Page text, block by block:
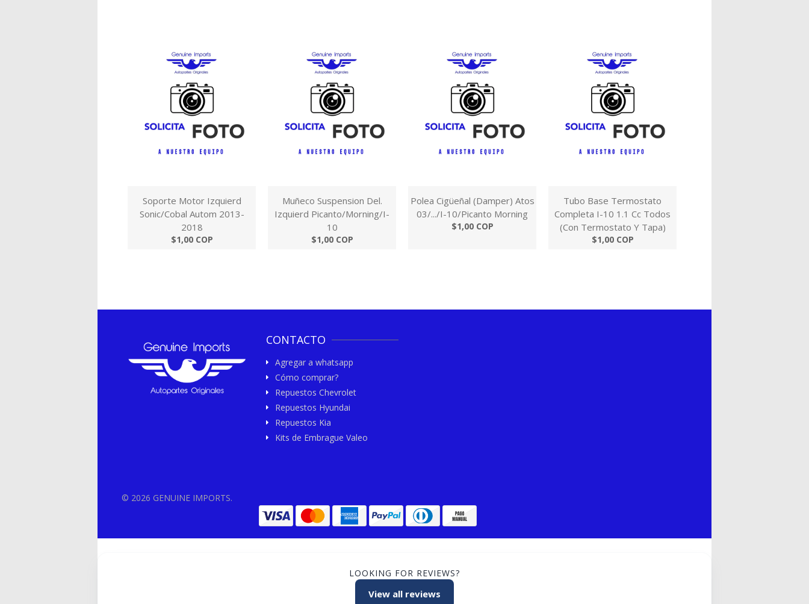
Soporte Motor Izquierd
Sonic/Cobal Autom 2013-
2018
$1,00 COP
Muñeco Suspension Del.
Izquierd Picanto/Morning/I-
10
$1,00 COP
Polea Cigüeñal (Damper) Atos
03/.../I-10/Picanto Morning
$1,00 COP
Tubo Base Termostato
Completa I-10 1.1 Cc Todos
(Con Termostato Y Tapa)
$1,00 COP
CONTACTO
Agregar a whatsapp
Cómo comprar?
Repuestos Chevrolet
Repuestos Hyundai
Repuestos Kia
Kits de Embrague Valeo
© 2026 GENUINE IMPORTS.
LOOKING FOR REVIEWS?
View all reviews